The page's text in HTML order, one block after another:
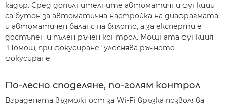
кадър. Сред допълнителните автоматични функции
са бутон за автоматична настройка на диафрагмата
и автоматичен баланс на бялото, а за експерти е
достъпен и пълен ръчен контрол. Мощната функция
"Помощ при фокусиране" улеснява ръчното
фокусиране.
По-лесно споделяне, по-голям контрол
Вградената възможност за Wi-Fi връзка позволява